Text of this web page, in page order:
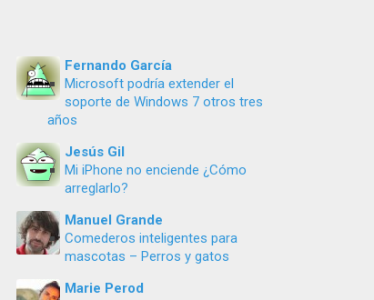
Fernando García
Microsoft podría extender el
soporte de Windows 7 otros tres
años
Jesús Gil
Mi iPhone no enciende ¿Cómo
arreglarlo?
Manuel Grande
Comederos inteligentes para
mascotas – Perros y gatos
Marie Perod